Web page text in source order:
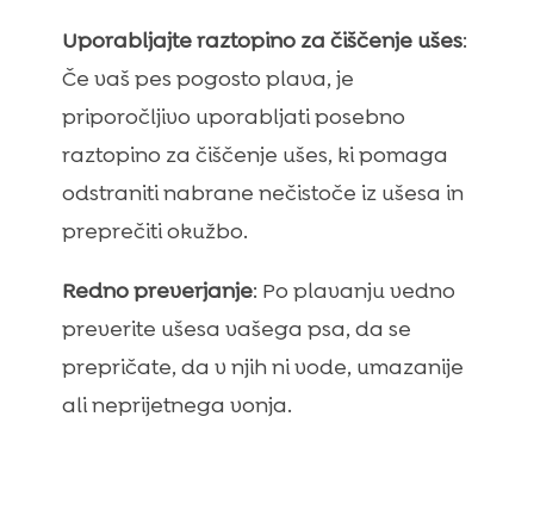
Uporabljajte raztopino za čiščenje ušes:
Če vaš pes pogosto plava, je
priporočljivo uporabljati posebno
raztopino za čiščenje ušes, ki pomaga
odstraniti nabrane nečistoče iz ušesa in
preprečiti okužbo.
Redno preverjanje: Po plavanju vedno
preverite ušesa vašega psa, da se
prepričate, da v njih ni vode, umazanije
ali neprijetnega vonja.